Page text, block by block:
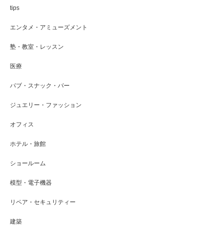
tips
エンタメ・アミューズメント
塾・教室・レッスン
医療
パブ・スナック・バー
ジュエリー・ファッション
オフィス
ホテル・旅館
ショールーム
模型・電子機器
リペア・セキュリティー
建築